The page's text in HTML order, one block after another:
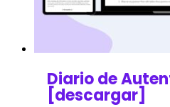
Diario de
[descargar]